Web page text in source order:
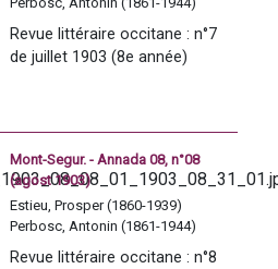
Revue littéraire occitane : n°7
de juillet 1903 (8e année)
Mont-Segur. - Annada 08, n°08
(agost 1903)
Estieu, Prosper (1860-1939)
Perbosc, Antonin (1861-1944)
Revue littéraire occitane : n°8